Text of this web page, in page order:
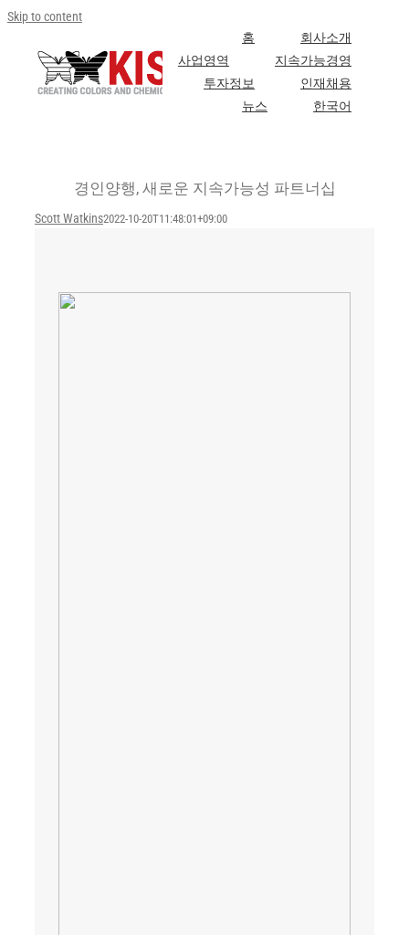
Skip to content
홈
회사소개
사업영역
지속가능경영
투자정보
인재채용
뉴스
한국어
경인양행, 새로운 지속가능성 파트너십
Scott Watkins2022-10-20T11:48:01+09:00